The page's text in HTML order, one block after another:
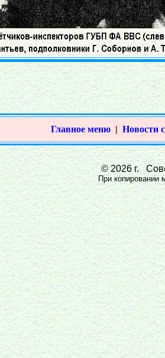
Главное меню |Новости
© 2026 г.
При копировании